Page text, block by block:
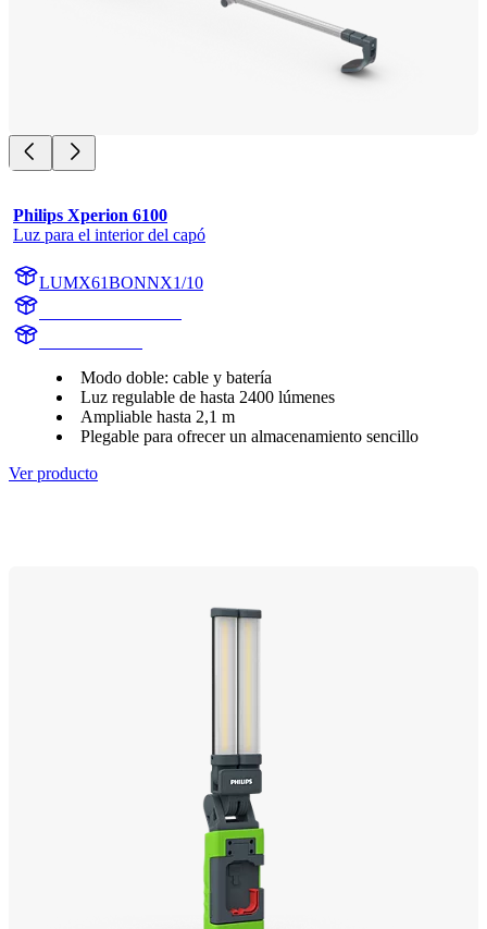
Philips Xperion 6100
Luz para el interior del capó
LUMX61BONNX1/10
Modo doble: cable y batería
Luz regulable de hasta 2400 lúmenes
Ampliable hasta 2,1 m
Plegable para ofrecer un almacenamiento sencillo
Ver producto